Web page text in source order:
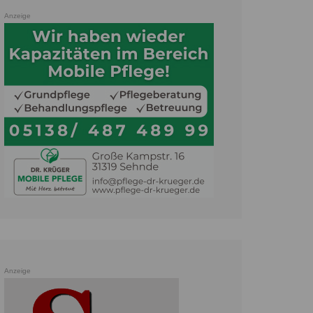
Anzeige
Anzeige